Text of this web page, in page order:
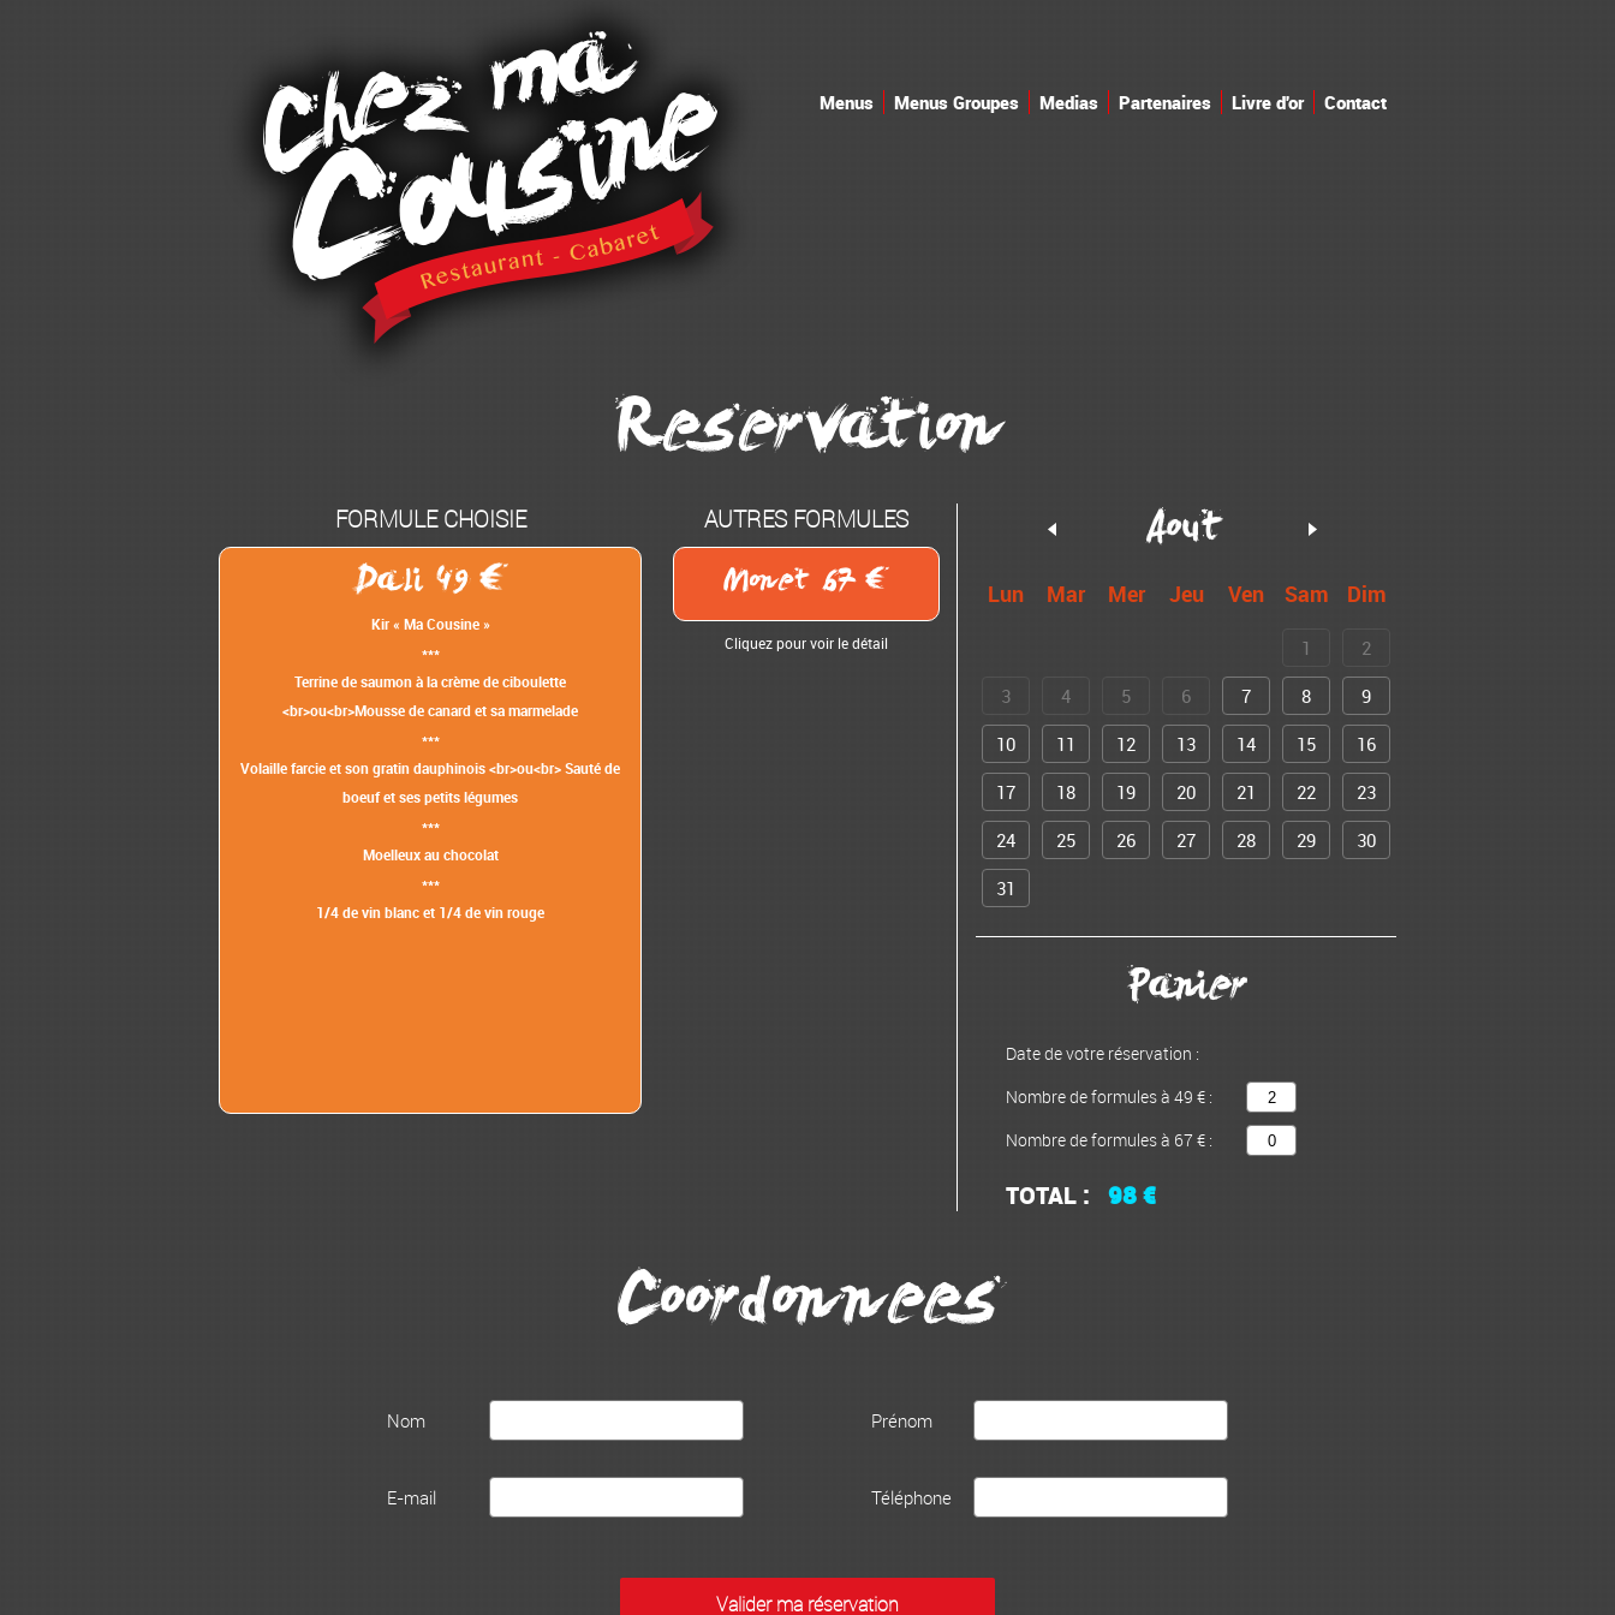
Menus Menus Groupes Medias Partenaires Livre d'or Contact
Reservation
FORMULE CHOISIE
Dali 49
Kir « Ma Cousine »
***
Terrine de saumon à la crème de ciboulette
<br>ou<br>Mousse de canard et sa marmelade
***
Volaille farcie et son gratin dauphinois <br>ou<br> Sauté de
boeuf et ses petits légumes
***
Moelleux au chocolat
***
1/4 de vin blanc et 1/4 de vin rouge
AUTRES FORMULES
Monet 67
Cliquez pour voir le détail
Aout
Lun Mar Mer Jeu Ven Sam Dim
1
2
3
4 5 6 7 8
9
10
11 12 13 14 15
16
17
18 19 20 21 22
23
24
25 26 27 28 29
30
31
Panier
Date de votre réservation :
Nombre de formules à 49 € :
Nombre de formules à 67 € :
TOTAL : 98 €
Coordonnees
Nom Prénom
E-mail Téléphone